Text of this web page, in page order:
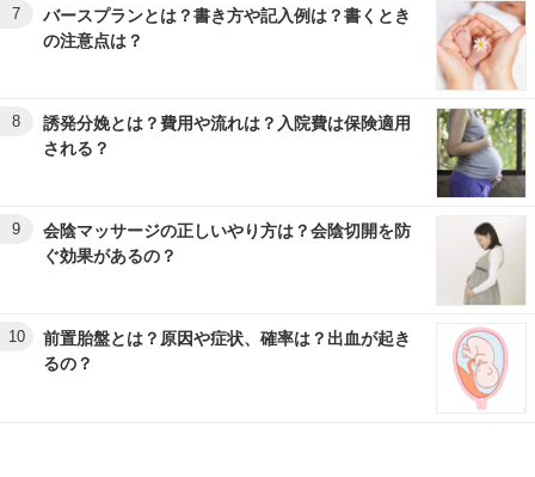
7
バースプランとは？書き方や記入例は？書くとき
の注意点は？
8
誘発分娩とは？費用や流れは？入院費は保険適用
される？
9
会陰マッサージの正しいやり方は？会陰切開を防
ぐ効果があるの？
10
前置胎盤とは？原因や症状、確率は？出血が起き
るの？